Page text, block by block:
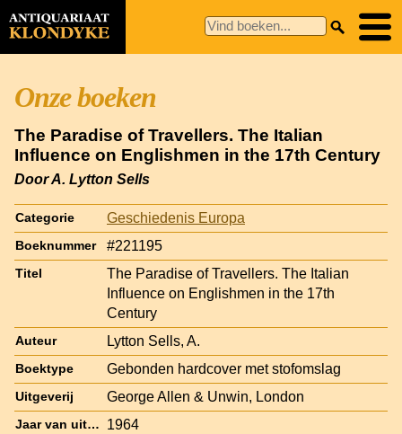
Onze boeken
The Paradise of Travellers. The Italian
Influence on Englishmen in the 17th Century
Door A. Lytton Sells
Categorie Geschiedenis Europa
Boeknummer #221195
Titel
The Paradise of Travellers. The Italian
Influence on Englishmen in the 17th
Century
Auteur Lytton Sells, A.
Boektype Gebonden hardcover met stofomslag
Uitgeverij George Allen & Unwin, London
Jaar van uitgave 1964